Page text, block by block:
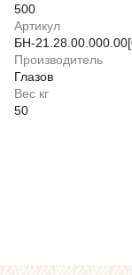
500
Артикул
БН-
Производитель
Глазов
Вес кг
50